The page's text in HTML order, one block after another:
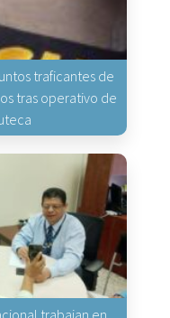
traficantes de
tras operativo de
trabajan en